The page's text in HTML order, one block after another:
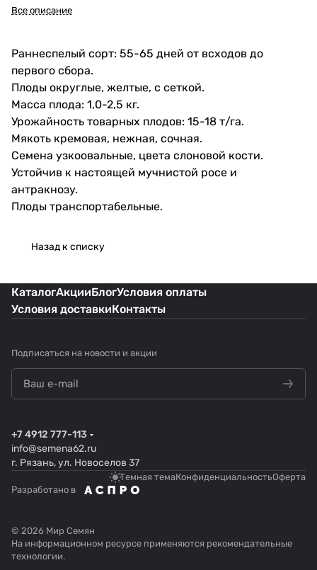
Все описание
Раннеспелый сорт: 55-65 дней от всходов до
первого сбора.
Плоды округлые, желтые, с сеткой.
Масса плода: 1,0-2,5 кг.
Урожайность товарных плодов: 15-18 т/га.
Мякоть кремовая, нежная, сочная.
Семена узкоовальные, цвета слоновой кости.
Устойчив к настоящей мучнистой росе и
антракнозу.
Плоды транспортабельные.
Назад к списку
КаталогАкцииБлогУсловия оплаты
Условия доставкиКонтакты
Подписаться на новости и акции
+7 4912 777-113
info@semena62.ru
г. Рязань, ул. Новоселов 37
Темная темаКонфиденциальностьОферта
Разработано в
© 2026 Мир Семян
На информационном ресурсе применяются рекомендательные
технологии.